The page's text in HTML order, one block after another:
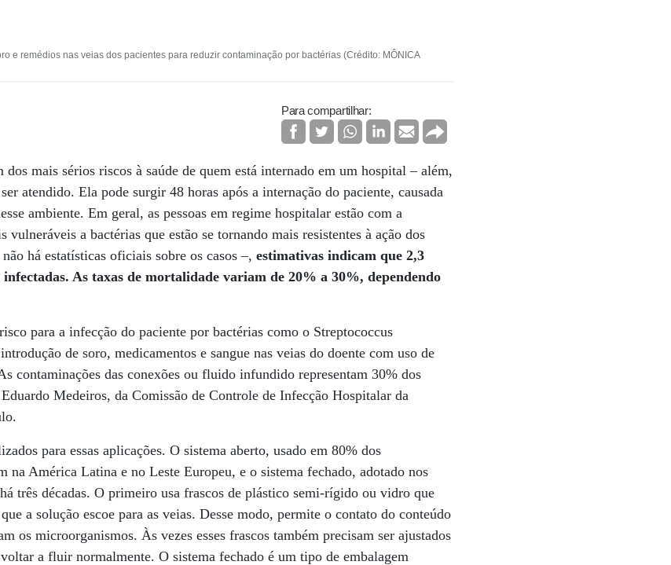
e remédios nas veias dos pacientes para reduzir contaminação por bactérias (Crédito: MÔNICA
Para compartilhar:
mais sérios riscos à saúde de quem está internado em um hospital – além,
atendido. Ela pode surgir 48 horas após a internação do paciente, causada
ambiente. Em geral, as pessoas em regime hospitalar estão com a
vulneráveis a bactérias que estão se tornando mais resistentes à ação dos
há estatísticas oficiais sobre os casos –,estimativas indicam que 2,3
infectadas. As taxas de mortalidade variam de 20% a 30%, dependendo
para a infecção do paciente por bactérias como o Streptococcus
de soro, medicamentos e sangue nas veias do doente com uso de
contaminações das conexões ou fluido infundido representam 30% dos
Medeiros, da Comissão de Controle de Infecção Hospitalar da
para essas aplicações. O sistema aberto, usado em 80% dos
na América Latina e no Leste Europeu, e o sistema fechado, adotado nos
três décadas. O primeiro usa frascos de plástico semi-rígido ou vidro que
a solução escoe para as veias. Desse modo, permite o contato do conteúdo
os microorganismos. Às vezes esses frascos também precisam ser ajustados
a fluir normalmente. O sistema fechado é um tipo de embalagem